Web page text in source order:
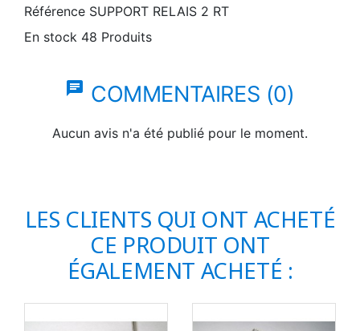
Référence SUPPORT RELAIS 2 RT
En stock 48 Produits
chat COMMENTAIRES (0)
Aucun avis n'a été publié pour le moment.
LES CLIENTS QUI ONT ACHETÉ
CE PRODUIT ONT
ÉGALEMENT ACHETÉ :